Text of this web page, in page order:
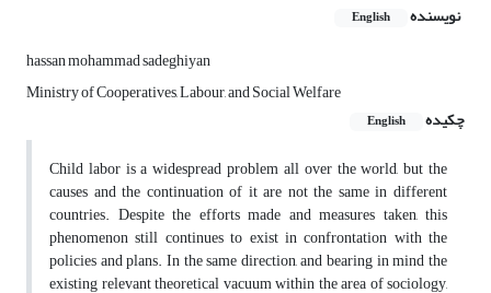
نویسنده English
hassan mohammad sadeghiyan
Ministry of Cooperatives, Labour, and Social Welfare
چکیده
English
Child labor is a widespread problem all over the world, but the
causes and the continuation of it are not the same in different
countries. Despite the efforts made and measures taken, this
phenomenon still continues to exist in confrontation with the
policies and plans. In the same direction, and bearing in mind the
existing relevant theoretical vacuum within the area of sociology,